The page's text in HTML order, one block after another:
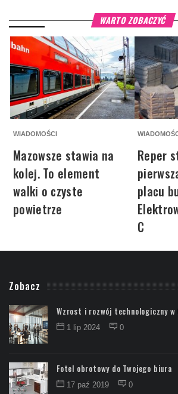
WARTO ZOBACZYĆ
WIADOMOŚCI
Mazowsze stawia na
kolej. To element
walki o czyste
powietrze
Reper
placu
C
Zobacz
Wzrost i rozwój technologiczny w
1 lip 2024 0
Fotel obrotowy do Twojego biura
17 paź 2019 0